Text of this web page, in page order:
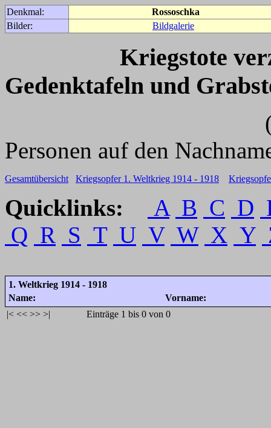
Denkmal:
Rossoschka
Bilder:
Bildgalerie
Kriegstote
Gedenktafeln und
(Für weitere
Personen auf den
Gesamtübersicht Kriegsopfer 1. Weltkrieg 1914 - 1918
Quicklinks: A B C D
Q R S T U V W X Y
1. Weltkrieg 1914 - 1918
Name:
Vorname:
|< << >> >| Einträge 1 bis 0 von 0